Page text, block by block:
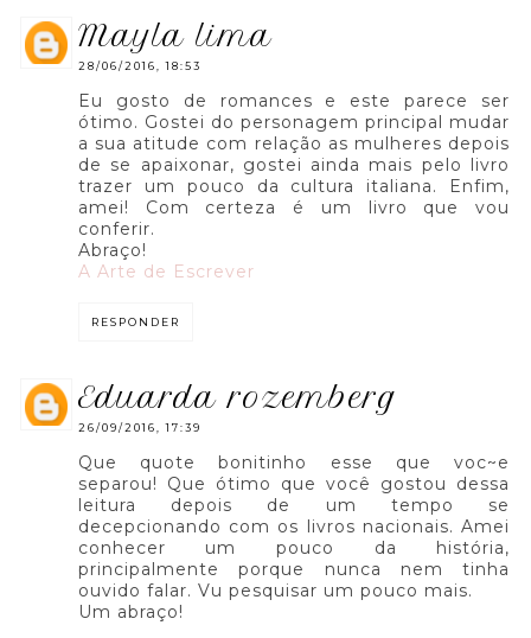
mayla lima
28/06/2016, 18:53
Eu gosto de romances e este parece ser
ótimo. Gostei do personagem principal mudar
a sua atitude com relação as mulheres depois
de se apaixonar, gostei ainda mais pelo livro
trazer um pouco da cultura italiana. Enfim,
amei! Com certeza é um livro que vou
conferir.
Abraço!
A Arte de Escrever
RESPONDER
eduarda rozemberg
26/09/2016, 17:39
Que quote bonitinho esse que voc~e
separou! Que ótimo que você gostou dessa
leitura depois de um tempo se
decepcionando com os livros nacionais. Amei
conhecer um pouco da história,
principalmente porque nunca nem tinha
ouvido falar. Vu pesquisar um pouco mais.
Um abraço!